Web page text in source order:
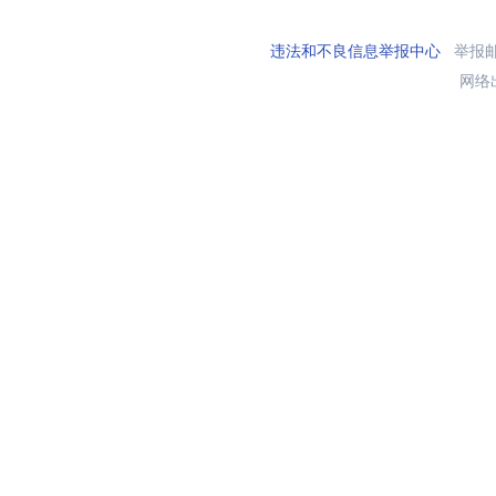
违法和不良信息举报中心举报
网